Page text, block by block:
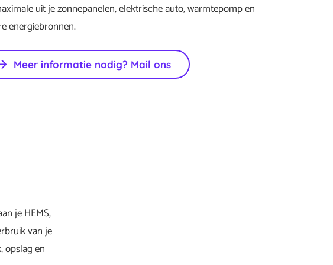
uit je zonnepanelen, elektrische auto, warmtepomp en
energiebronnen.
Meer informatie nodig? Mail ons
je HEMS,
van je
opslag en